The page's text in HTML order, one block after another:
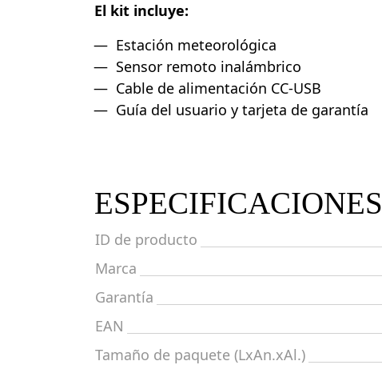
El kit incluye:
Estación meteorológica
Sensor remoto inalámbrico
Cable de alimentación CC-USB
Guía del usuario y tarjeta de garantía
ESPECIFICACIONES
ID de producto
Marca
Garantía
EAN
Tamaño de paquete (LxAn.xAl.)